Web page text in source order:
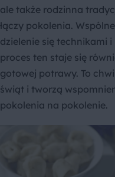
ale także rodzinna
łączy pokolenia.
dzielenie się technikami
proces ten staje się
gotowej potrawy. To
świąt i tworzą
pokolenia na pokolenie.